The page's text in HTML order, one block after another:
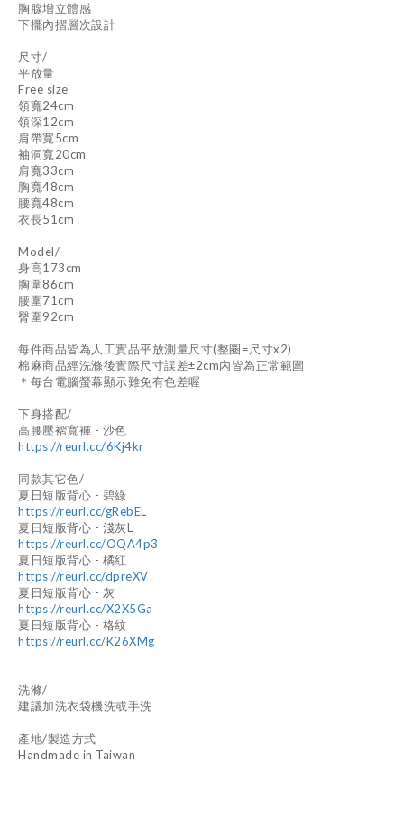
胸腺增立體感
下擺內摺層次設計
尺寸/
平放量
Free size
領寬24cm
領深12cm
肩帶寬5cm
袖洞寬20cm
肩寬33cm
胸寬48cm
腰寬48cm
衣長51cm
Model/
身高173cm
胸圍86cm
腰圍71cm
臀圍92cm
每件商品皆為人工實品平放測量尺寸(整圈=尺寸x2)
棉麻商品經洗滌後實際尺寸誤差±2cm內皆為正常範圍
＊每台電腦螢幕顯示難免有色差喔
下身搭配/
高腰壓褶寬褲 - 沙色
https://reurl.cc/6Kj4kr
同款其它色/
夏日短版背心 - 碧綠
https://reurl.cc/gRebEL
夏日短版背心 - 淺灰L
https://reurl.cc/OQA4p3
夏日短版背心 - 橘紅
https://reurl.cc/dpreXV
夏日短版背心 - 灰
https://reurl.cc/X2X5Ga
夏日短版背心 - 格紋
https://reurl.cc/K26XMg
洗滌/
建議加洗衣袋機洗或手洗
產地/製造方式
Handmade in Taiwan